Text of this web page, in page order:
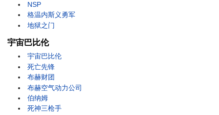
NSP
格温内斯义勇军
地狱之门
宇宙巴比伦
宇宙巴比伦
死亡先锋
布赫财团
布赫空气动力公司
伯纳姆
死神三枪手